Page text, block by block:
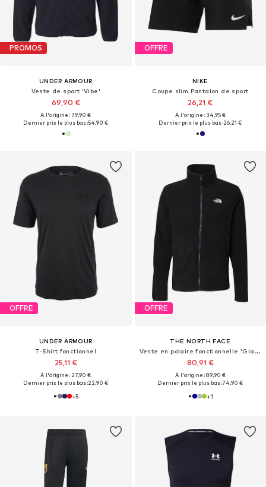
PROMOS
UNDER ARMOUR
Veste de sport 'Vibe'
69,90 €
À l'origine : 79,90 €
Dernier prix le plus bas :54,90 €
OFFRE
NIKE
Coupe slim Pantalon de sport
26,21 €
À l'origine : 34,95 €
Dernier prix le plus bas :26,21 €
OFFRE
UNDER ARMOUR
T-Shirt fonctionnel
25,11 €
À l'origine : 27,90 €
Dernier prix le plus bas :22,90 €
+5
OFFRE
THE NORTH FACE
Veste en polaire fonctionnelle 'Glacier'
80,91 €
À l'origine : 89,90 €
Dernier prix le plus bas :74,90 €
+1